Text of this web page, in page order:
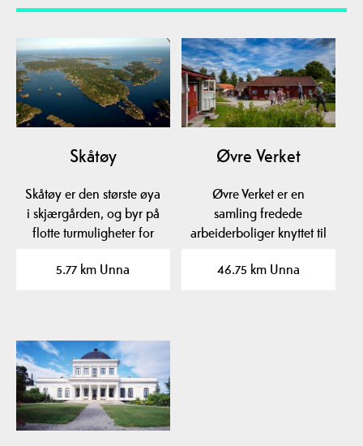
Skåtøy
Skåtøy er den største øya
i skjærgården, og byr på
flotte turmuligheter for
5.77 km Unna
Øvre Verket
Øvre Verket er en
samling fredede
arbeiderboliger knyttet til
et…
46.75 km Unna